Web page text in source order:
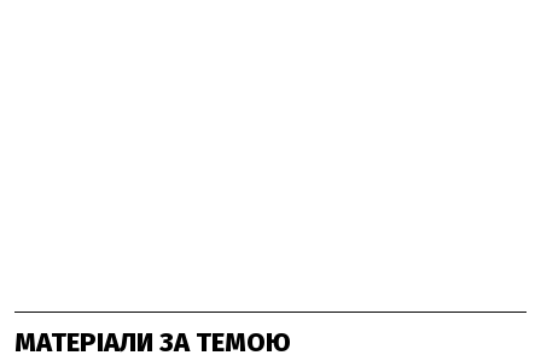
МАТЕРІАЛИ ЗА ТЕМОЮ